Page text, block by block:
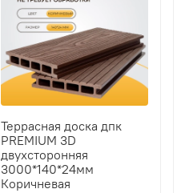
Террасная доска дпк
PREMIUM 3D
двухсторонняя
3000*140*24мм
Коричневая